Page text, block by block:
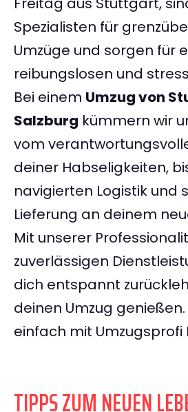
Spezialisten für
Umzüge und sorgen für
reibungslosen und
Bei einem Umzug von
Salzburg kümmern wir
vom
deiner Habseligkeiten,
navigierten Logistik und
Lieferung an deinem
Mit unserer
zuverlässigen
dich entspannt
deinen Umzug
einfach mit Umzugsprofi
TIPPS ZUM NEUEN